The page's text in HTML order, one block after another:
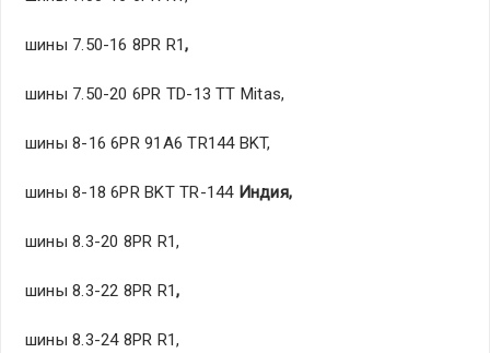
шины 7.50-16 8PR R1,
шины 7.50-20 6PR TD-13 TT Mitas,
шины 8-16 6PR 91A6 TR144 BKT,
шины 8-18 6PR BKT TR-144 Индия,
шины 8.3-20 8PR R1,
шины 8.3-22 8PR R1,
шины 8.3-24 8PR R1,